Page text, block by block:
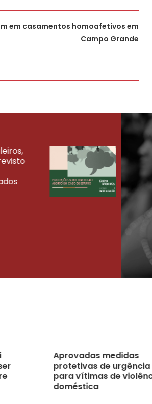
em casamentos homoafetivos em
Campo Grande
23
Aprovadas medidas
protetivas de urgência
para vítimas de
doméstica